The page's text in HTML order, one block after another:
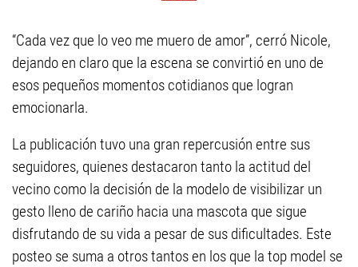
“Cada vez que lo veo me muero de amor”, cerró Nicole,
dejando en claro que la escena se convirtió en uno de
esos pequeños momentos cotidianos que logran
emocionarla.
La publicación tuvo una gran repercusión entre sus
seguidores, quienes destacaron tanto la actitud del
vecino como la decisión de la modelo de visibilizar un
gesto lleno de cariño hacia una mascota que sigue
disfrutando de su vida a pesar de sus dificultades. Este
posteo se suma a otros tantos en los que la top model se